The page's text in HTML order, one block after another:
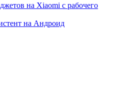
на Xiaomi с рабочего
на Андроид